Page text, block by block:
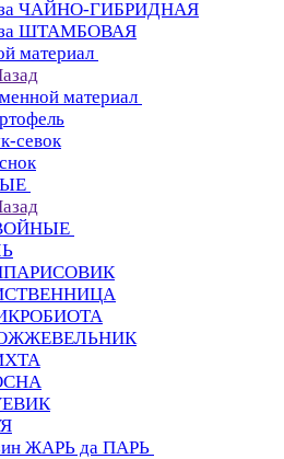
ЧАЙНО-ГИБРИДНАЯ
ШТАМБОВАЯ
материал
материал
севок
ЖАРЬ да ПАРЬ